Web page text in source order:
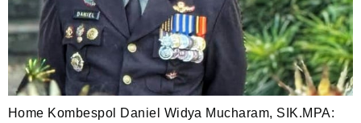
Home Kombespol Daniel Widya Mucharam, SIK.MPA: